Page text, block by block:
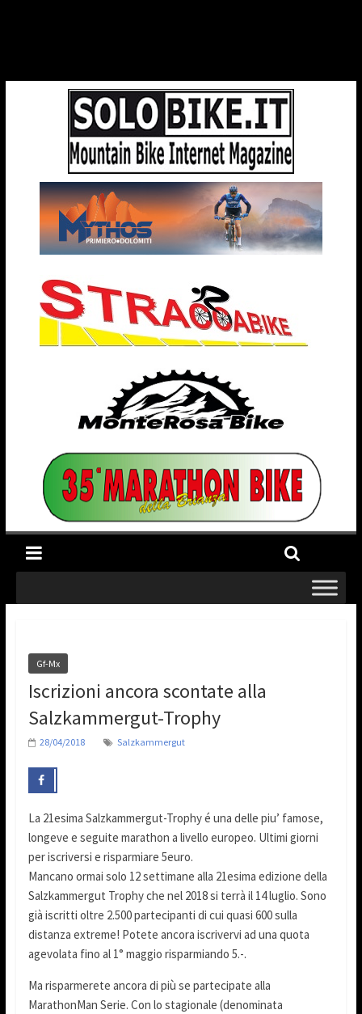
Gf-Mx
Iscrizioni ancora scontate alla
Salzkammergut-Trophy
28/04/2018 Salzkammergut
La 21esima Salzkammergut-Trophy é una delle piu’ famose,
longeve e seguite marathon a livello europeo. Ultimi giorni
per iscriversi e risparmiare 5euro.
Mancano ormai solo 12 settimane alla 21esima edizione della
Salzkammergut Trophy che nel 2018 si terrà il 14 luglio. Sono
già iscritti oltre 2.500 partecipanti di cui quasi 600 sulla
distanza extreme! Potete ancora iscrivervi ad una quota
agevolata fino al 1° maggio risparmiando 5.-.
Ma risparmerete ancora di più se partecipate alla
MarathonMan Serie. Con lo stagionale (denominata